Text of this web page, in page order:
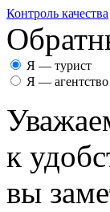
Контроль качества
Я — турист
Я — агентство
к
вы